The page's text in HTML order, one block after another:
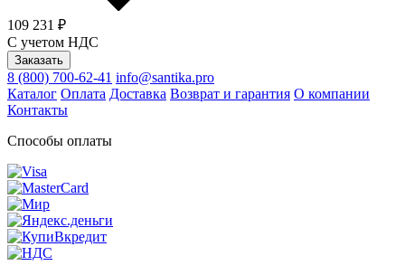
109 231 ₽
С учетом НДС
Заказать
8 (800) 700-62-41 info@santika.pro
Каталог Оплата Доставка Возврат и гарантия О компании
Контакты
Способы оплаты